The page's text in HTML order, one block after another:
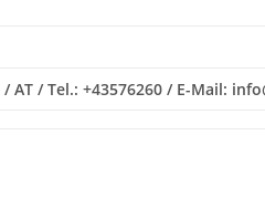
/ Tel.: +43576260 / E-Mail: